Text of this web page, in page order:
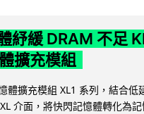
紓緩 DRAM 不足
擴充模組
體擴充模組 XL1 系列，結合低
介面，將快閃記憶體轉化為